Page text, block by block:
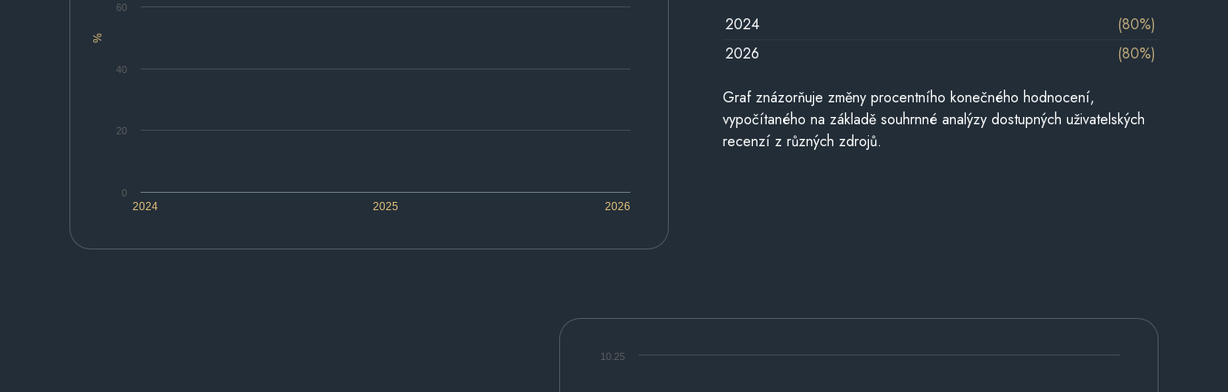
%
2024 2025 2026
0
20
40
60
2024
(80%)
2026
(80%)
Graf znázorňuje změny procentního konečného hodnocení,
vypočítaného na základě souhrnné analýzy dostupných uživatelských
recenzí z různých zdrojů.
10.25